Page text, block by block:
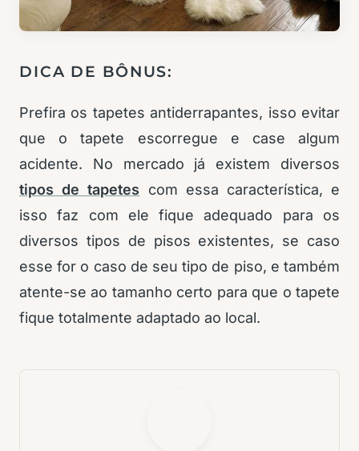
DICA DE BÔNUS:
Prefira os tapetes antiderrapantes, isso evitar
que o tapete escorregue e case algum
acidente. No mercado já existem diversos
tipos de tapetes com essa característica, e
isso faz com ele fique adequado para os
diversos tipos de pisos existentes, se caso
esse for o caso de seu tipo de piso, e também
atente-se ao tamanho certo para que o tapete
fique totalmente adaptado ao local.